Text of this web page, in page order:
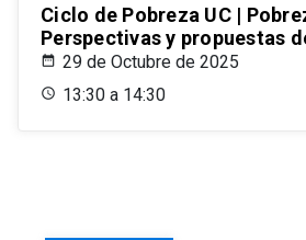
Ciclo de Pobreza UC |
Perspectivas y propuestas
29 de Octubre de 2025
13:30 a 14:30